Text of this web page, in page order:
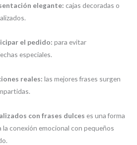
elegante: cajas decoradas o
el pedido: para evitar
especiales.
reales: las mejores frases surgen
con frases dulces es una forma
la conexión emocional con pequeños